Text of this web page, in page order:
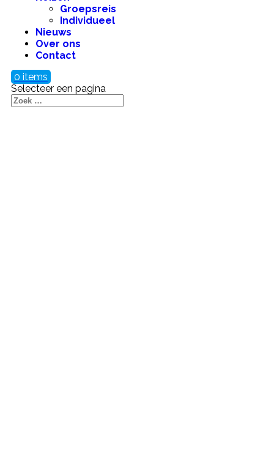
Groepsreis
Individueel
Nieuws
Over ons
Contact
0 items
Selecteer een pagina